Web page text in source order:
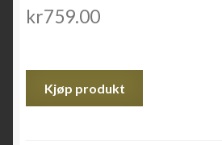
kr759.00
Kjøp produkt